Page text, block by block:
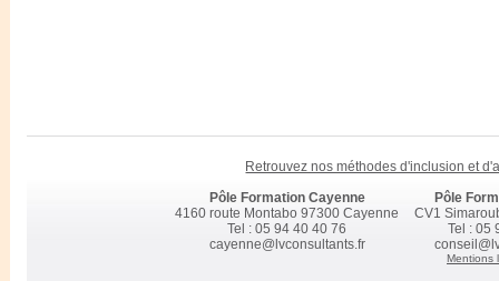
Retrouvez nos méthodes d'inclusion et
Pôle Formation Cayenne
4160 route Montabo 97300 Cayenne
Tel : 05 94 40 40 76
cayenne@lvconsultants.fr
Pôle
CV1
Tel : 05
Mentions